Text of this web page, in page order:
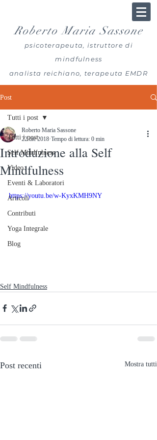
Roberto Maria Sassone
psicoterapeuta, istruttore di
mindfulness
analista reichiano, terapeuta EMDR
Post
Tutti i post
Self Mindfulness
Video
Eventi & Laboratori
Articoli
Contributi
Yoga Integrale
Blog
Tutti i post
Introduzione alla Self
Mindfulness
Roberto Maria Sassone
22 dic 2018 Tempo di lettura: 0 min
https://youtu.be/w-KyxKMH9NY
Self Mindfulness
Post recenti Mostra tutti